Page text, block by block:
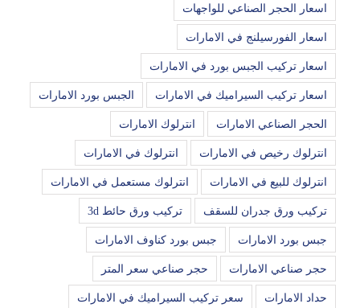
اسعار الحجر الصناعي للواجهات
اسعار الفورسيلنج في الامارات
اسعار تركيب الجبس بورد في الامارات
اسعار تركيب السيراميك في الامارات الجبس بورد الامارات
الحجر الصناعي الامارات انترلوك الامارات
انترلوك رخيص في الامارات انترلوك في الامارات
انترلوك للبيع في الامارات انترلوك مستعمل في الامارات
تركيب ورق جدران للسقف تركيب ورق حائط 3d
جبس بورد الامارات جبس بورد كناوف الامارات
حجر صناعي الامارات حجر صناعي سعر المتر
حداد الامارات سعر تركيب السيراميك في الامارات